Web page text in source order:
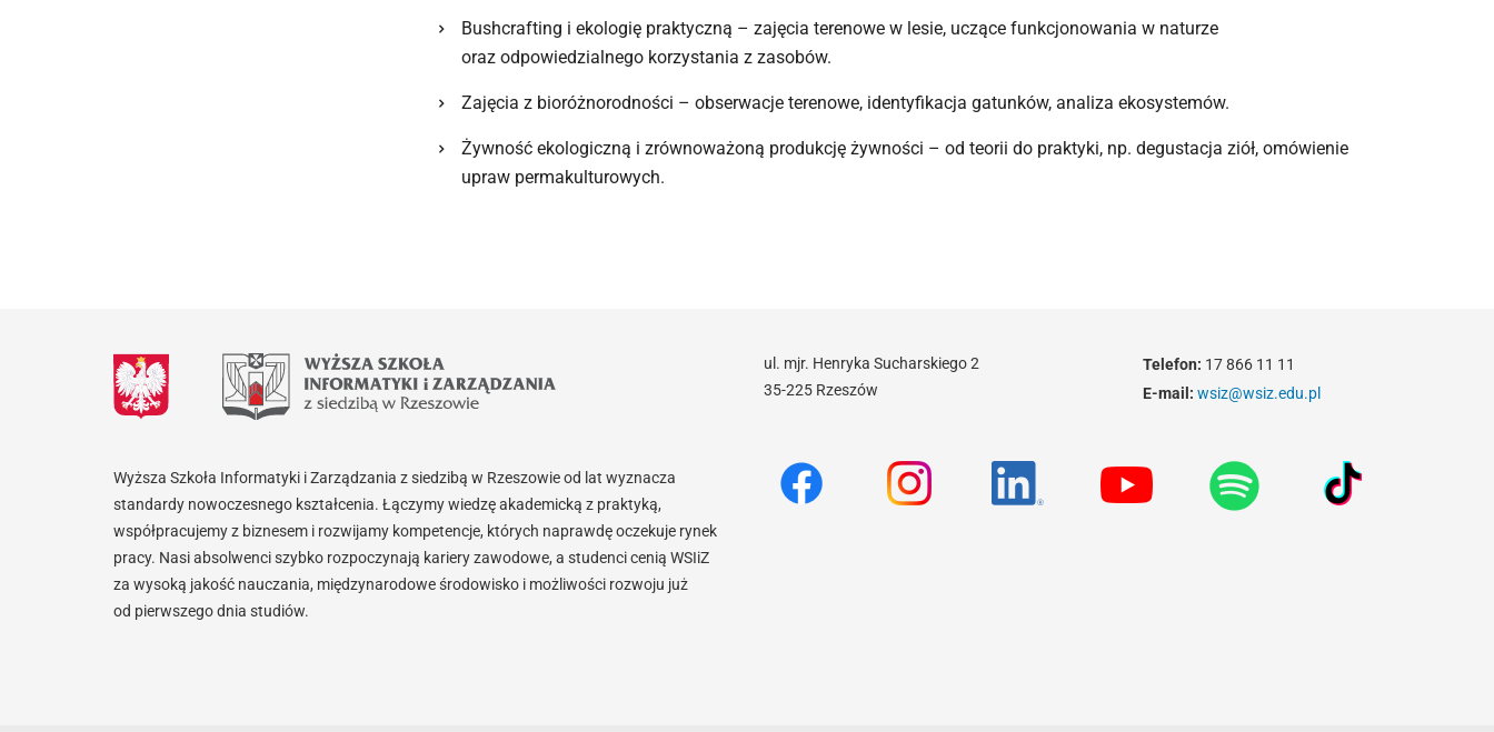
Bushcrafting i ekologię praktyczną – zajęcia terenowe w lesie, uczące funkcjonowania w naturze
oraz odpowiedzialnego korzystania z zasobów.
Zajęcia z bioróżnorodności – obserwacje terenowe, identyfikacja gatunków, analiza ekosystemów.
Żywność ekologiczną i zrównoważoną produkcję żywności – od teorii do praktyki, np. degustacja ziół, omówienie
upraw permakulturowych.
Wyższa Szkoła Informatyki i Zarządzania z siedzibą w Rzeszowie od lat wyznacza
standardy nowoczesnego kształcenia. Łączymy wiedzę akademicką z praktyką,
współpracujemy z biznesem i rozwijamy kompetencje, których naprawdę oczekuje rynek
pracy. Nasi absolwenci szybko rozpoczynają kariery zawodowe, a studenci cenią WSIiZ
za wysoką jakość nauczania, międzynarodowe środowisko i możliwości rozwoju już
od pierwszego dnia studiów.
ul. mjr. Henryka Sucharskiego 2
35-225 Rzeszów
Telefon: 17 866 11 11
E-mail: wsiz@wsiz.edu.pl